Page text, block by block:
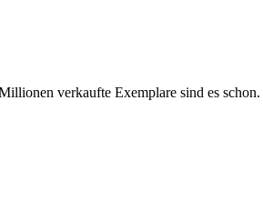
verkaufte Exemplare sind es